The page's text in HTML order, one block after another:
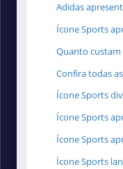
Adidas
Ícone Sports
Quanto custam
Confira todas
Ícone Sports
Ícone Sports
Ícone Sports
Ícone Sports